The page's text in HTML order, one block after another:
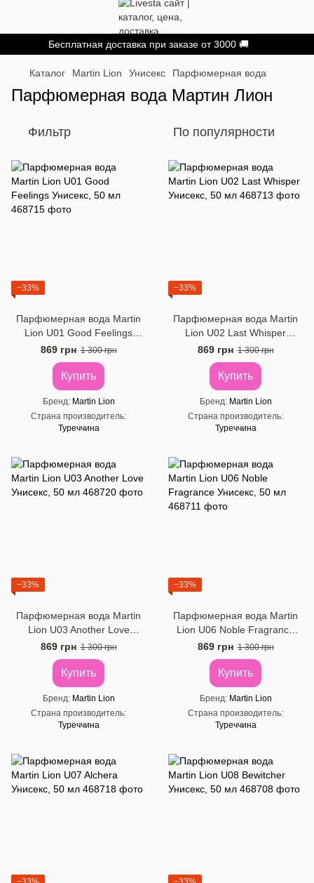
Бесплатная доставка при заказе от 3000 🚚
Каталог Martin Lion Унисекс Парфюмерная вода
Парфюмерная вода Мартин Лион
Фильтр По популярности
−33%
Парфюмерная вода Martin
Lion U01 Good Feelings
Унисекс, 50 ​​мл
869 грн 1 300 грн
Купить
Бренд
Martin Lion
Страна производитель
Туреччина
−33%
Парфюмерная вода Martin
Lion U02 Last Whisper
Унисекс, 50 ​​мл
869 грн 1 300 грн
Купить
Бренд
Martin Lion
Страна производитель
Туреччина
−33%
Парфюмерная вода Martin
Lion U03 Another Love
Унисекс, 50 ​​мл
869 грн 1 300 грн
Купить
Бренд
Martin Lion
Страна производитель
Туреччина
−33%
Парфюмерная вода Martin
Lion U06 Noble Fragrance
Унисекс, 50 ​​мл
869 грн 1 300 грн
Купить
Бренд
Martin Lion
Страна производитель
Туреччина